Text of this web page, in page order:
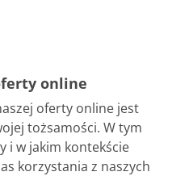
online
oferty online jest
tożsamości. W tym
i w jakim kontekście
korzystania z naszych